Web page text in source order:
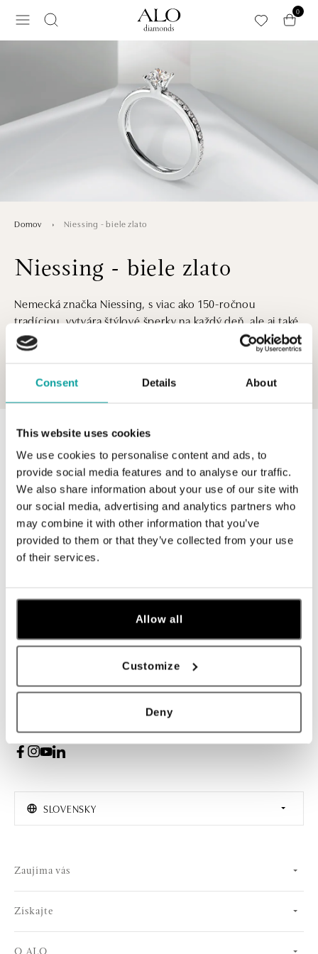
Consent Details About
This website uses cookies
We use cookies to personalise content and ads, to
provide social media features and to analyse our traffic.
We also share information about your use of our site with
our social media, advertising and analytics partners who
may combine it with other information that you’ve
provided to them or that they’ve collected from your use
of their services.
Allow all
Customize
Deny
0
Domov Niessing - biele zlato
Niessing - biele zlato
Nemecká značka Niessing, s viac ako 150-ročnou
tradíciou, vytvára štýlové šperky na každý deň, ale aj také,
ktoré oslavujú najkrajšie momenty života, ako sú zásnuby
a svadba. Dokonale prepracovaný dizajn, ocenený
ilúziou plávajúceho diamantu a paletu zlata v širokej škále
odtieňov. Každý detail je esenciou elegancie a
Zobraziť viac
0 z 0 produktov
V katalógu nie sú žiadne produkty.
Prihláste sa na odber newslettera
trh.
Súhlasím s odberom newslettera
SLOVENSKY
Zaujíma vás
Získajte
O ALO